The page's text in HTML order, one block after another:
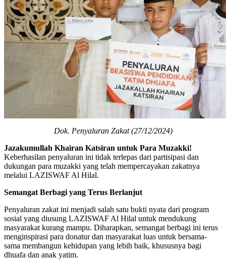
Dok. Penyaluran Zakat (27/12/2024)
Jazakumullah Khairan Katsiran untuk Para Muzakki!
Keberhasilan penyaluran ini tidak terlepas dari partisipasi dan
dukungan para muzakki yang telah mempercayakan zakatnya
melalui LAZISWAF Al Hilal.
Semangat Berbagi yang Terus Berlanjut
Penyaluran zakat ini menjadi salah satu bukti nyata dari program
sosial yang diusung LAZISWAF Al Hilal untuk mendukung
masyarakat kurang mampu. Diharapkan, semangat berbagi ini terus
menginspirasi para donatur dan masyarakat luas untuk bersama-
sama membangun kehidupan yang lebih baik, khususnya bagi
dhuafa dan anak yatim.